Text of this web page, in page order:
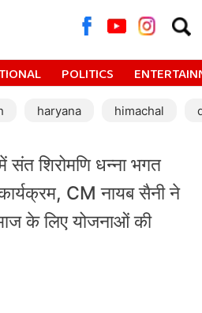
for:
POLITICS
haryana himachal
शिरोमणि धन्ना भगत
CM नायब सैनी ने
के लिए योजनाओं की